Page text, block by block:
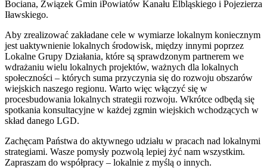
Bociana, Związek Gmin iPowiatów Kanału Elbląskiego i Pojezierza
Iławskiego.
Aby zrealizować zakładane cele w wymiarze lokalnym koniecznym
jest uaktywnienie lokalnych środowisk, między innymi poprzez
Lokalne Grupy Działania, które są sprawdzonym partnerem we
wdrażaniu wielu lokalnych projektów, ważnych dla lokalnych
społeczności – których suma przyczynia się do rozwoju obszarów
wiejskich naszego regionu. Warto więc włączyć się w
procesbudowania lokalnych strategii rozwoju. Wkrótce odbędą się
spotkania konsultacyjne w każdej zgmin wiejskich wchodzących w
skład danego LGD.
Zachęcam Państwa do aktywnego udziału w pracach nad lokalnymi
strategiami. Wasze pomysły pozwolą lepiej żyć nam wszystkim.
Zapraszam do współpracy – lokalnie z myślą o innych.